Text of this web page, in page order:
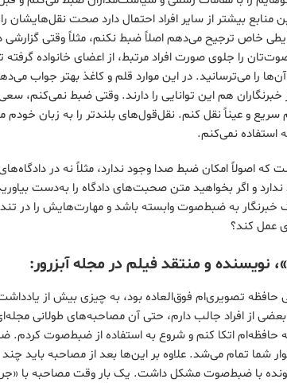
بیشتر از سایر افراد احتمال دارد صحت نقل‌هایشان
خاص ترجیح می‌دهم اصلاً ضبط نکنم، مثلاً وقتی
را جلوی صورت افراد مرتبط، از اعضای خانواده
را می‌ترسانید. در این موارد قلم و کاغذ بهتر جواب
خبرنگاران هم این توانایی را دارند. وقتی ضبط نمی‌کنم،
سریع و عیناً نقل کنم. نقل‌‌قول‌های بلندتر را به زبان
استفاده نمی‌کنم.
اصولاً امکان ضبط‌ صدا وجود ندارد، مثلاً نه در دادگاه‌های
و اگر بخواهید متن صحبت‌های دادگاه را به‌دست
خبرنگار به ضبط‌صوت وابسته باشد و مهارت‌هایش را در
عمل کند؟
نویسنده و منتقد فیلم در مجله آبزرور:
حافظه تصویری‌ام فوق‌العاده بود، به چیزی بیش از
بعضی از افراد جالب دارم، حتی آن مصاحبه‌های طولانی
حافظه‌ام اتکا کنم و شروع به استفاده از ضبط‌صوت
شما تمام می‌شد. علاوه بر این‌ها بعد از مصاحبه باید